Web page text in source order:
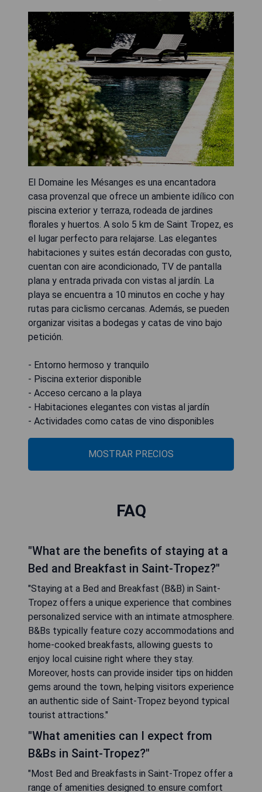
El Domaine les Mésanges es una encantadora
casa provenzal que ofrece un ambiente idílico con
piscina exterior y terraza, rodeada de jardines
florales y huertos. A solo 5 km de Saint Tropez, es
el lugar perfecto para relajarse. Las elegantes
habitaciones y suites están decoradas con gusto,
cuentan con aire acondicionado, TV de pantalla
plana y entrada privada con vistas al jardín. La
playa se encuentra a 10 minutos en coche y hay
rutas para ciclismo cercanas. Además, se pueden
organizar visitas a bodegas y catas de vino bajo
petición.
- Entorno hermoso y tranquilo
- Piscina exterior disponible
- Acceso cercano a la playa
- Habitaciones elegantes con vistas al jardín
- Actividades como catas de vino disponibles
MOSTRAR PRECIOS
FAQ
"What are the benefits of staying at a
Bed and Breakfast in Saint-Tropez?"
"Staying at a Bed and Breakfast (B&B) in Saint-
Tropez offers a unique experience that combines
personalized service with an intimate atmosphere.
B&Bs typically feature cozy accommodations and
home-cooked breakfasts, allowing guests to
enjoy local cuisine right where they stay.
Moreover, hosts can provide insider tips on hidden
gems around the town, helping visitors experience
an authentic side of Saint-Tropez beyond typical
tourist attractions."
"What amenities can I expect from
B&Bs in Saint-Tropez?"
"Most Bed and Breakfasts in Saint-Tropez offer a
range of amenities designed to ensure comfort